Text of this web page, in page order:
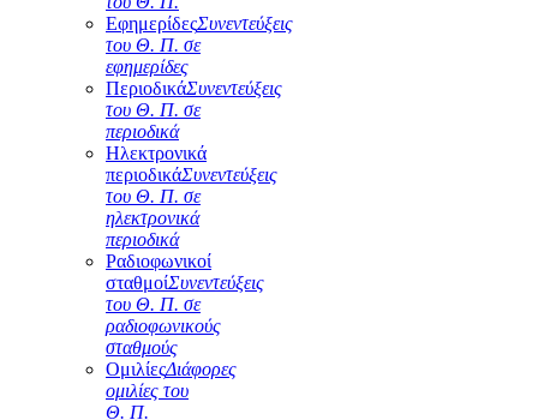
ΕφημερίδεςΣυνεντεύξεις
του Θ. Π. σε
εφημερίδες
ΠεριοδικάΣυνεντεύξεις
του Θ. Π. σε
περιοδικά
Ηλεκτρονικά
περιοδικάΣυνεντεύξεις
του Θ. Π. σε
ηλεκτρονικά
περιοδικά
Ραδιοφωνικοί
σταθμοίΣυνεντεύξεις
του Θ. Π. σε
ραδιοφωνικούς
σταθμούς
ΟμιλίεςΔιάφορες
ομιλίες του
Θ. Π.